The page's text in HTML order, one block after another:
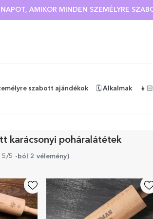
AMIKOR MINDEN SZEMÉLYRE
szabott ajándékok 🗓️ Alkalmak
karácsonyi poháralátétek
5 -ból 2 vélemény)